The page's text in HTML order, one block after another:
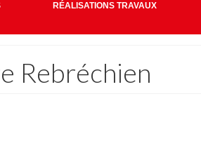
RÉALISATIONS TRAVAUX
Rebréchien